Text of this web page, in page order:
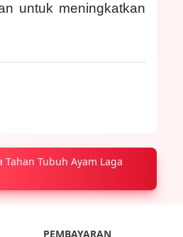
untuk meningkatkan
Tahan Tubuh Ayam Laga
PEMBAYARAN